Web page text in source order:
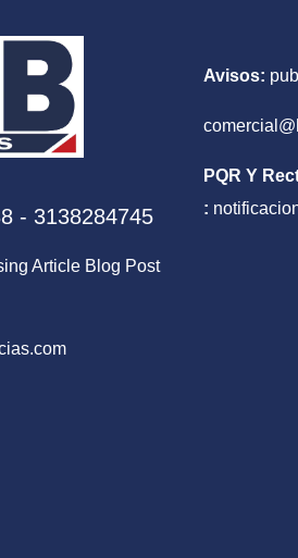
- 3138284745
Article Blog Post
Avisos:
PQR Y
: